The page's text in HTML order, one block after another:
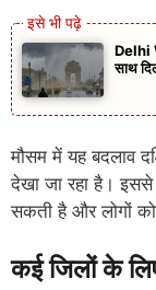
Delhi
साथ
मौसम में यह बदलाव
देखा जा रहा है। इससे
सकती है और लोगों को
कई जिलों के